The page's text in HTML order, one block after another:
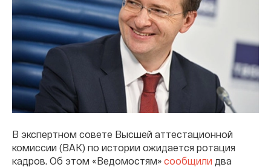
В экспертном совете Высшей аттестационной
комиссии (ВАК) по истории ожидается ротация
кадров. Об этом «Ведомостям» сообщили два